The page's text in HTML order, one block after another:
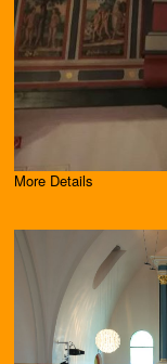
More Details